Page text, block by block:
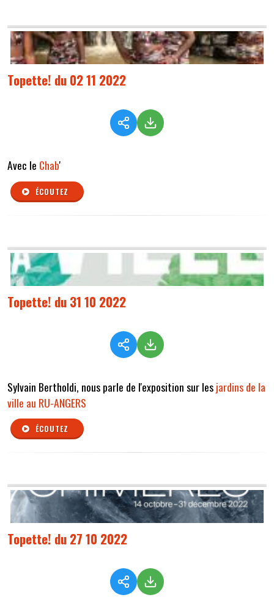
Topette! du 02 11 2022
Avec le Chab'
ÉCOUTEZ
Topette! du 31 10 2022
Sylvain Bertholdi, nous parle de l'exposition sur lesjardins de la
ville au RU-ANGERS
ÉCOUTEZ
Topette! du 27 10 2022